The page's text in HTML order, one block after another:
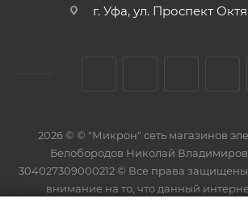
г. Уфа, ул. Проспект
2026 © © "Микрон" сеть магазинов
Белобородов Николай
304027309000212 © Все права
внимание на то, что данный